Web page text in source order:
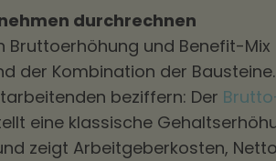
durchrechnen
Bruttoerhöhung und Benefit-
der Kombination der
beziffern: Der
eine klassische
zeigt Arbeitgeberkosten,